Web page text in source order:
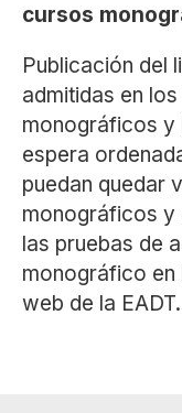
cursos
Publicación del
admitidas en
monográficos y
espera
puedan quedar
monográficos y
las pruebas de
monográfico en
web de la EADT.